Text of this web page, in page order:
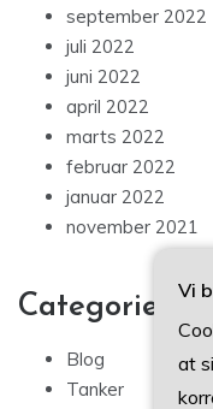
september 2022
juli 2022
juni 2022
april 2022
marts 2022
februar 2022
januar 2022
november 2021
Categories
Blog
Tanker
Vi
at